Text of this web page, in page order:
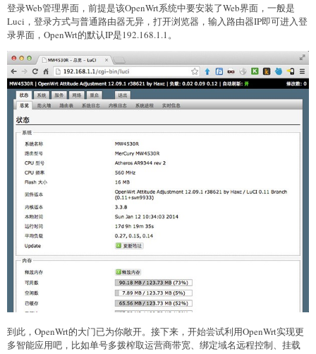
登录Web管理界面，前提是该OpenWrt系统中要安装了Web界面，一般是
Luci，登录方式与普通路由器无异，打开浏览器，输入路由器IP即可进入登
录界面，OpenWrt的默认IP是192.168.1.1。
到此，OpenWrt的大门已为你敞开。接下来，开始尝试利用OpenWrt实现更
多智能应用吧，比如单号多拨榨取运营商带宽、绑定域名远程控制、挂载